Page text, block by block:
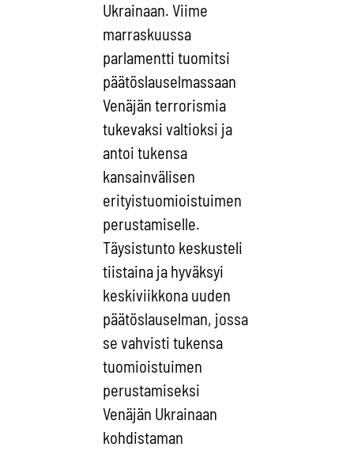
Ukrainaan. Viime
marraskuussa
parlamentti tuomitsi
päätöslauselmassaan
Venäjän terrorismia
tukevaksi valtioksi ja
antoi tukensa
kansainvälisen
erityistuomioistuimen
perustamiselle.
Täysistunto keskusteli
tiistaina ja hyväksyi
keskiviikkona uuden
päätöslauselman, jossa
se vahvisti tukensa
tuomioistuimen
perustamiseksi
Venäjän Ukrainaan
kohdistaman